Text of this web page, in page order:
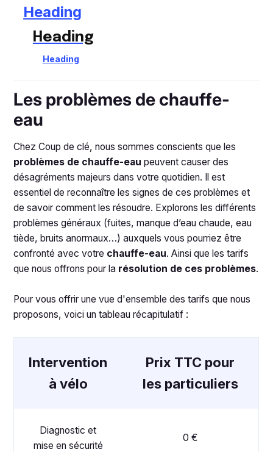
Heading
Heading
Heading
Les problèmes de chauffe-
eau
Chez Coup de clé, nous sommes conscients que les
problèmes de chauffe-eau peuvent causer des
désagréments majeurs dans votre quotidien. Il est
essentiel de reconnaître les signes de ces problèmes et
de savoir comment les résoudre. Explorons les différents
problèmes généraux (fuites, manque d’eau chaude, eau
tiède, bruits anormaux…) auxquels vous pourriez être
confronté avec votre chauffe-eau. Ainsi que les tarifs
que nous offrons pour la résolution de ces problèmes.
Pour vous offrir une vue d'ensemble des tarifs que nous
proposons, voici un tableau récapitulatif :
Intervention
à vélo
Prix TTC pour
les particuliers
Diagnostic et
mise en sécurité
0 €